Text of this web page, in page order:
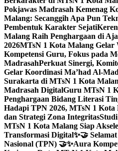
Pokjawas Madrasah Kemenag
Malang: Secanggih Apa Pun
Pembentuk Karakter Sejati
Malang Raih Penghargaan di
2026MTsN 1 Kota Malang Gelar
Kompetensi Guru, Fokus pada
MadrasahPerkuat Sinergi,
Gelar Koordinasi Ma’had Al-
Surakarta di MTsN 1 Kota
Madrasah DigitalGuru MTsN 1
Penghargaan Bidang Literasi
Hadapi TPN 2026, MTsN 1
dan Strategi Zona Integritas
MTsN 1 Kota Malang Siap
Transformasi Digital✨🤝
Nasional (TPN) 🤝✨Aura